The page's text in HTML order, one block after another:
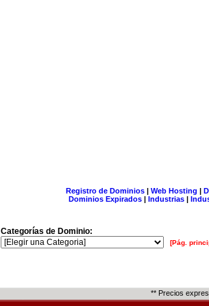
Registro de Dominios| Web Hosting |
Dominios Expirados | Industrias |
Categorías de Dominio:
[Pág.
** Precios